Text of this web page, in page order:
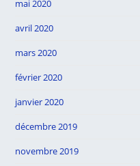
mai 2020
avril 2020
mars 2020
février 2020
janvier 2020
décembre 2019
novembre 2019